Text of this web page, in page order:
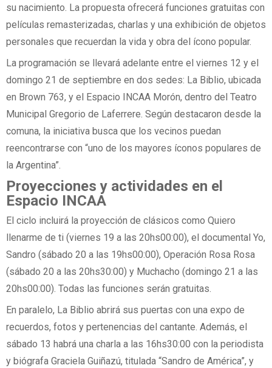
su nacimiento. La propuesta ofrecerá funciones gratuitas con
películas remasterizadas, charlas y una exhibición de objetos
personales que recuerdan la vida y obra del ícono popular.
La programación se llevará adelante entre el viernes 12 y el
domingo 21 de septiembre en dos sedes: La Biblio, ubicada
en Brown 763, y el Espacio INCAA Morón, dentro del Teatro
Municipal Gregorio de Laferrere. Según destacaron desde la
comuna, la iniciativa busca que los vecinos puedan
reencontrarse con “uno de los mayores íconos populares de
la Argentina”.
Proyecciones y actividades en el
Espacio INCAA
El ciclo incluirá la proyección de clásicos como Quiero
llenarme de ti (viernes 19 a las 20hs00:00), el documental Yo,
Sandro (sábado 20 a las 19hs00:00), Operación Rosa Rosa
(sábado 20 a las 20hs30:00) y Muchacho (domingo 21 a las
20hs00:00). Todas las funciones serán gratuitas.
En paralelo, La Biblio abrirá sus puertas con una expo de
recuerdos, fotos y pertenencias del cantante. Además, el
sábado 13 habrá una charla a las 16hs30:00 con la periodista
y biógrafa Graciela Guiñazú, titulada “Sandro de América”, y